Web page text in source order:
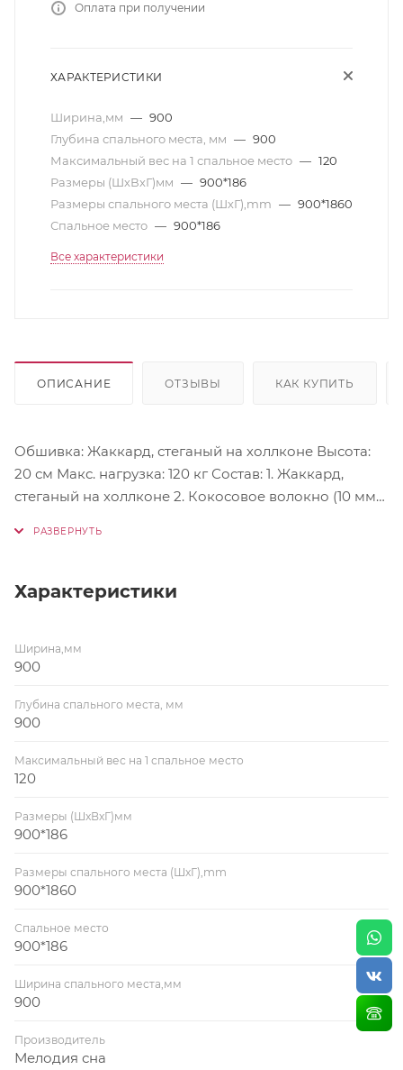
Оплата при получении
ХАРАКТЕРИСТИКИ
Ширина,мм — 900
Глубина спального места, мм — 900
Максимальный вес на 1 спальное место — 120
Размеры (ШхВхГ)мм — 900*186
Размеры спального места (ШхГ),mm — 900*1860
Спальное место — 900*186
Все характеристики
ОПИСАНИЕ ОТЗЫВЫ КАК КУПИТЬ
Обшивка: Жаккард, стеганый на холлконе Высота:
20 см Макс. нагрузка: 120 кг Состав: 1. Жаккард,
стеганый на холлконе 2. Кокосовое волокно (10 мм)
Характеристики
Ширина,мм
900
Глубина спального места, мм
900
Максимальный вес на 1 спальное место
120
Размеры (ШхВхГ)мм
900*186
Размеры спального места (ШхГ),mm
900*1860
Спальное место
900*186
Ширина спального места,мм
900
Производитель
Мелодия сна